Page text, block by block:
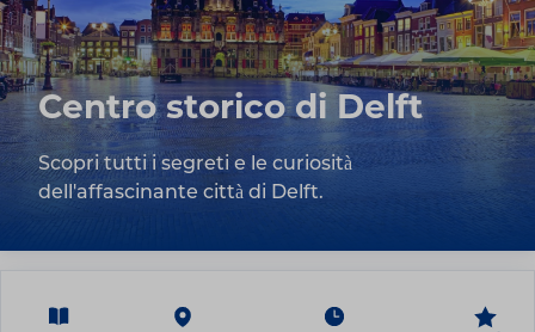
Centro storico di Delft
Scopri tutti i segreti e le curiosità
dell'affascinante città di Delft.